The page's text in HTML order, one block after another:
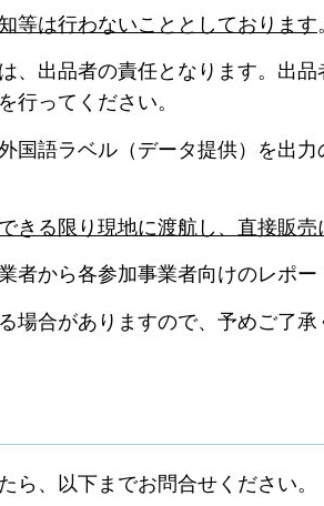
等は行わないこととしております
、出品者の責任となります。出
行ってください。
国語ラベル（データ提供）を出
できる限り現地に渡航し、直接販
者から各参加事業者向けのレポ
場合がありますので、予めご了承
ら、以下までお問合せください。